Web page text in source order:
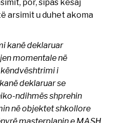
por, sipas kësaj
arsimit u duhet akoma
kanë deklaruar
momentale në
i
deklaruar se
ndihmës shprehin
në objektet shkollore